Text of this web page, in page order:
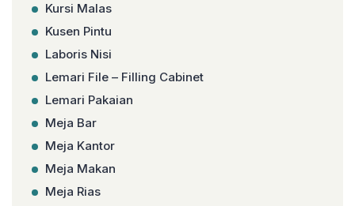
Kursi Malas
Kusen Pintu
Laboris Nisi
Lemari File – Filling Cabinet
Lemari Pakaian
Meja Bar
Meja Kantor
Meja Makan
Meja Rias